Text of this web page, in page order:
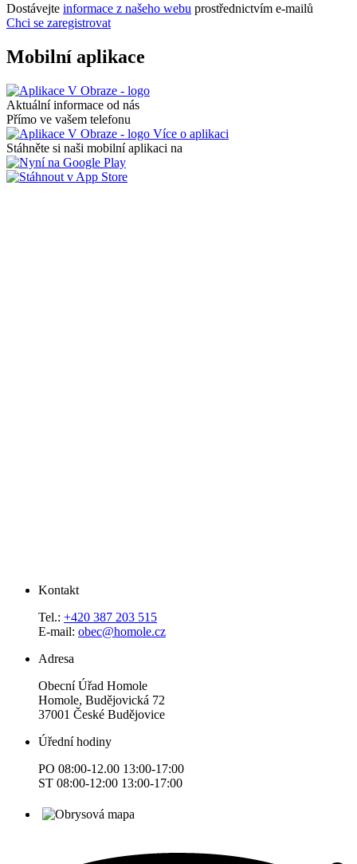
Dostávejte informace z našeho webu prostřednictvím e-mailů
Chci se zaregistrovat
Mobilní aplikace
Aktuální informace od nás
Přímo ve vašem telefonu
Více o aplikaci
Stáhněte si naši mobilní aplikaci na
Kontakt
Tel.: +420 387 203 515
E-mail: obec@homole.cz
Adresa
Obecní Úřad Homole
Homole, Budějovická 72
37001 České Budějovice
Úřední hodiny
PO 08:00-12.00 13:00-17:00
ST 08:00-12:00 13:00-17:00